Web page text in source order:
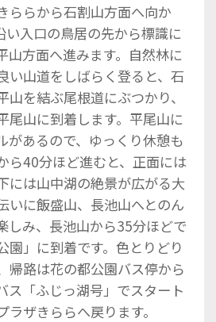
ららから石割山方面へ向か
い入口の鳥居の先から標識に
山方面へ進みます。自然林に
い山道をしばらく登ると、石
を結ぶ尾根道にぶつかり、
尾山に到着します。平尾山に
があるので、ゆっくり休憩も
ら40分ほど進むと、正面には
には山中湖の絶景が広がる大
いに飯盛山、長池山へとのん
しみ、長池山から35分ほどで
園」に到着です。色とりどり
帰路は花の都公園バス停から
ス「ふじっ湖号」でスタート
ザきららへ戻ります。